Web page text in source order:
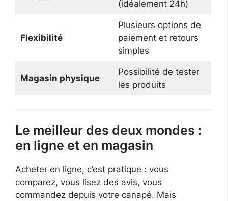
(idéalement 24h)
Flexibilité
Plusieurs options de
paiement et retours
simples
Magasin physique
Possibilité de tester
les produits
Le meilleur des deux mondes :
en ligne et en magasin
Acheter en ligne, c’est pratique : vous
comparez, vous lisez des avis, vous
commandez depuis votre canapé. Mais